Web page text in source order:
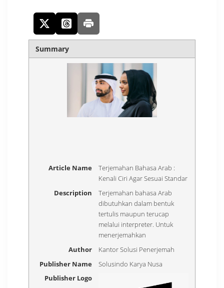
Summary
Article Name
Terjemahan Bahasa Arab :
Kenali Ciri Agar Sesuai Standar
Description
Terjemahan bahasa Arab
dibutuhkan dalam bentuk
tertulis maupun terucap
melalui interpreter. Untuk
menerjemahkan
Author
Kantor Solusi Penerjemah
Publisher Name
Solusindo Karya Nusa
Publisher Logo